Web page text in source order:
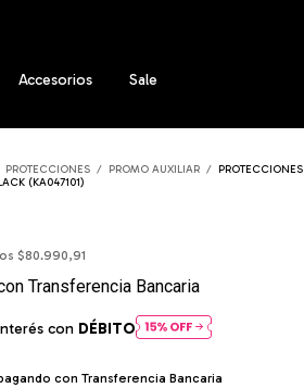
Accesorios Sale
PROTECCIONES / PROMO AUXILIAR / PROTECCIONES
(KA047101)
$80.990,91
Transferencia Bancaria
con DÉBITO
con Transferencia Bancaria